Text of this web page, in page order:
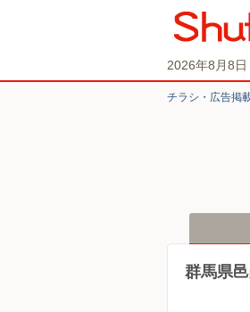
2026年8月8日
チラシ・​広告掲
群馬県